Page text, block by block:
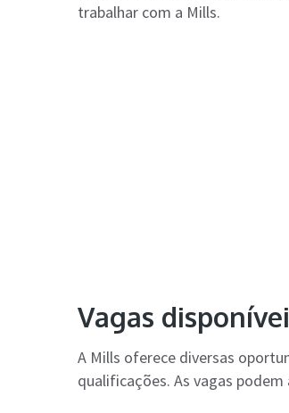
trabalhar com a Mills.
Vagas
A Mills oferece diversas
qualificações. As vagas